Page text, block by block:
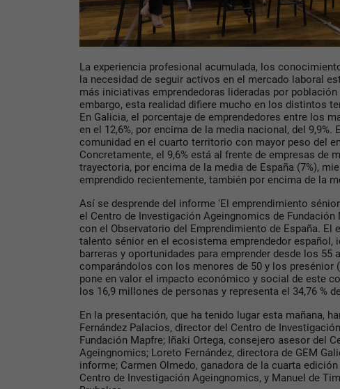
La experiencia profesional acumulada, los
la necesidad de seguir activos en el mercado laboral
más iniciativas emprendedoras lideradas por población
embargo, esta realidad difiere mucho en los distintos
En Galicia, el porcentaje de emprendedores entre los
en el 12,6%, por encima de la media nacional, del 9,9%.
comunidad en el cuarto territorio con mayor peso del
Concretamente, el 9,6% está al frente de empresas de
trayectoria, por encima de la media de España (7%),
emprendido recientemente, también por encima de la
Así se desprende del informe ‘El emprendimiento
el Centro de Investigación Ageingnomics de
con el Observatorio del Emprendimiento de España. El
talento sénior en el ecosistema emprendedor español,
barreras y oportunidades para emprender desde los 55
comparándolos con los menores de 50 y los presénior
pone en valor el impacto económico y social de este
los 16,9 millones de personas y representa el 34,76 %
En la presentación, que ha tenido lugar esta mañana,
Fernández Palacios, director del Centro de
Fundación Mapfre; Iñaki Ortega, consejero asesor del
Ageingnomics; Loreto Fernández, directora de GEM
informe; Carmen Olmedo, ganadora de la cuarta edición
Centro de Investigación Ageingnomics, y Manuel de